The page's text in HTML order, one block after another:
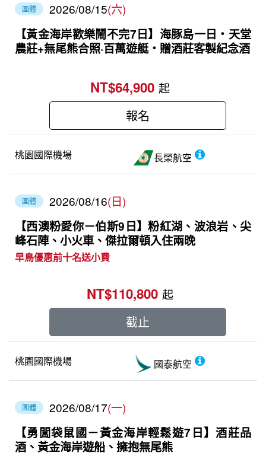
團體 2026/08/15(六)
【黃金海岸歡樂鬧不完7日】海豚島一日‧天堂
農莊+無尾熊合照·百萬遊艇‧贈酒莊客製紀念酒
桃園國際機場 長榮航空
NT$64,900 起
報名
團體 2026/08/16(日)
【西澳粉愛你－伯斯9日】粉紅湖、波浪岩、尖
峰石陣、小火車、傑拉爾頓入住兩晚
早鳥優惠前十名送小費
桃園國際機場 國泰航空
NT$110,800 起
截止
團體 2026/08/17(一)
【勇闖袋鼠國－黃金海岸輕鬆遊7日】酒莊品
酒、黃金海岸遊船、擁抱無尾熊